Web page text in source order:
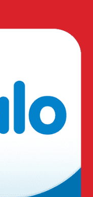
dúng cách:
mềm, sạch để lau
thể gây trầy xước